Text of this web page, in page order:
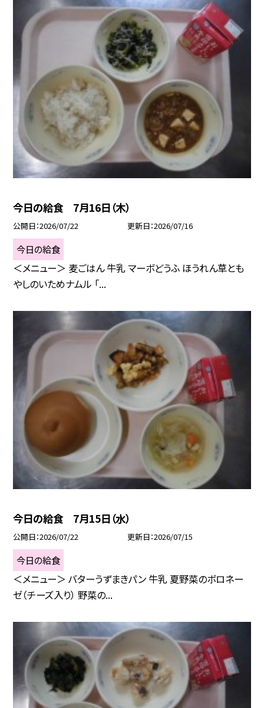
今日の給食 7月16日（木）
公開日 2026/07/22 更新日 2026/07/16
今日の給食
＜メニュー＞ 麦ごはん 牛乳 マーボどうふ ほうれん草とも
やしのいためナムル 「...
今日の給食 7月15日（水）
公開日 2026/07/22 更新日 2026/07/15
今日の給食
＜メニュー＞ バターうずまきパン 牛乳 夏野菜のボロネー
ゼ（チーズ入り） 野菜の...